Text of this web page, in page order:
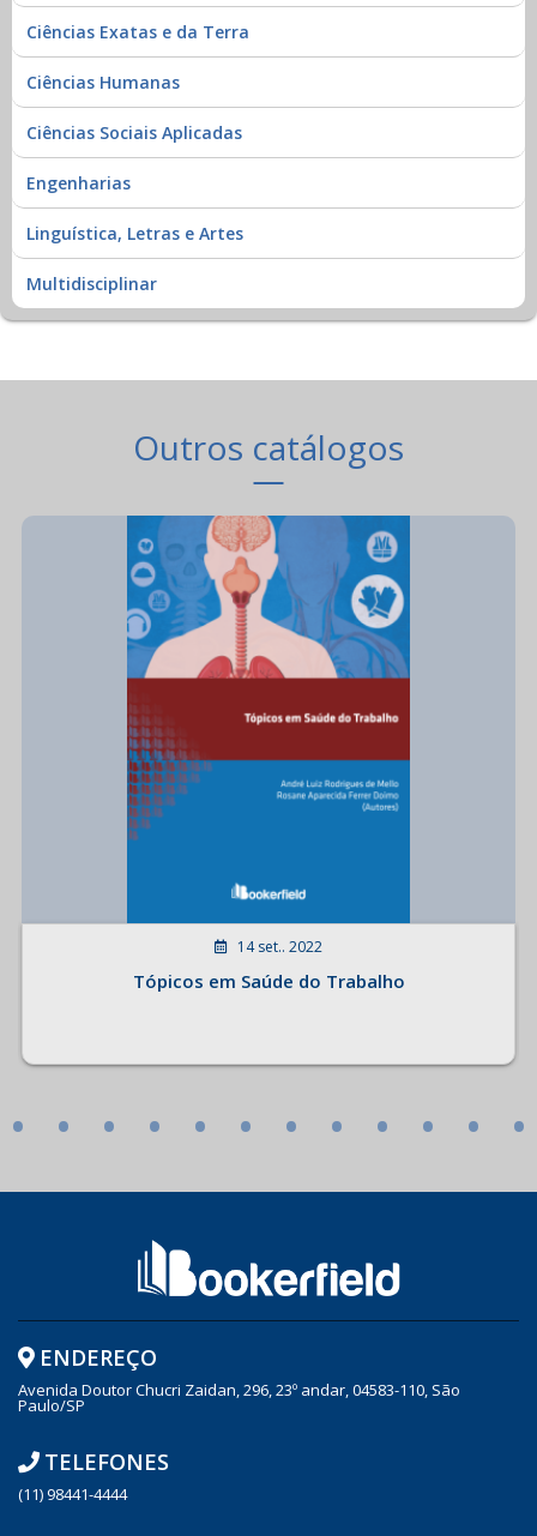
Ciências Exatas e da Terra
Ciências Humanas
Ciências Sociais Aplicadas
Engenharias
Linguística, Letras e Artes
Multidisciplinar
Outros catálogos
14 set.. 2022
Tópicos em Saúde do Trabalho
• • • • • • • • • • • •
ENDEREÇO
Avenida Doutor Chucri Zaidan, 296, 23º andar, 04583-110, São
Paulo/SP
TELEFONES
(11) 98441-4444